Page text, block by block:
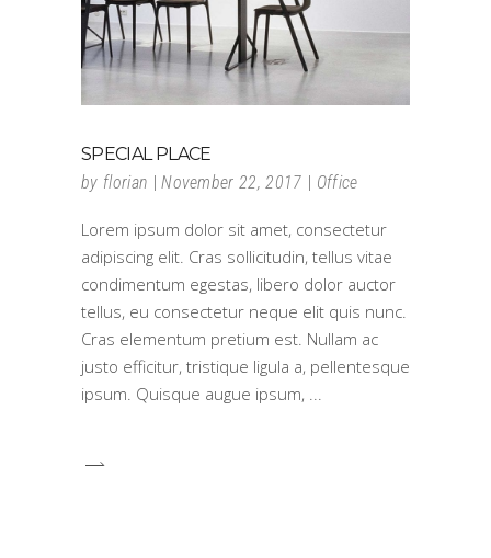
SPECIAL PLACE
by florian November 22, 2017 Office
Lorem ipsum dolor sit amet, consectetur
adipiscing elit. Cras sollicitudin, tellus vitae
condimentum egestas, libero dolor auctor
tellus, eu consectetur neque elit quis nunc.
Cras elementum pretium est. Nullam ac
justo efficitur, tristique ligula a, pellentesque
ipsum. Quisque augue ipsum,